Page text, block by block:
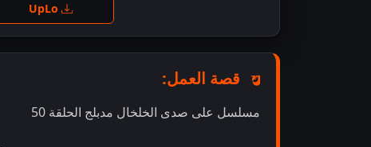
قصة العمل:
مسلسل على صدى الخلخال مدبلج الحلقة 50